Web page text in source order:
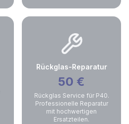
Rückglas-Reparatur
50 €
Rückglas Service für P40.
Professionelle Reparatur
mit hochwertigen
Ersatzteilen.